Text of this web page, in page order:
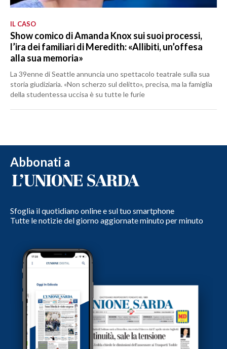
IL CASO
Show comico di Amanda Knox sui suoi processi,
l’ira dei familiari di Meredith: «Allibiti, un’offesa
alla sua memoria»
La 39enne di Seattle annuncia uno spettacolo teatrale sulla sua
storia giudiziaria. «Non scherzo sul delitto», precisa, ma la famiglia
della studentessa uccisa è su tutte le furie
Abbonati a
Sfoglia il quotidiano online e sul tuo smartphone
Tutte le notizie del giorno aggiornate minuto per minuto